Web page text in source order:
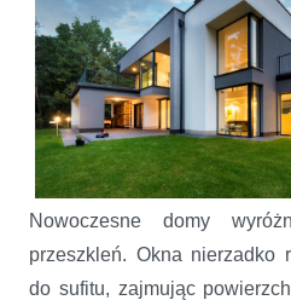
Nowoczesne domy
przeszkleń. Okna nierzadko
do sufitu, zajmując